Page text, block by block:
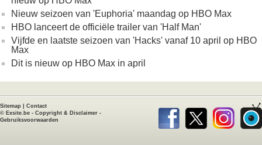
Nieuw seizoen van 'Euphoria' maandag op HBO Max
HBO lanceert de officiële trailer van 'Half Man'
Vijfde en laatste seizoen van 'Hacks' vanaf 10 april op HBO
Max
Dit is nieuw op HBO Max in april
Sitemap
Contact
© Exsite.be - Copyright & Disclaimer -
Gebruiksvoorwaarden